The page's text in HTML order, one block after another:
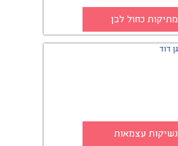
מתיקות כחול לבן
נשיקות עצמאות